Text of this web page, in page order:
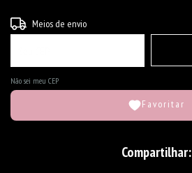
Entregas para o CEP:
Meios de envio
Não sei meu CEP
Favoritar
Compartilhar: